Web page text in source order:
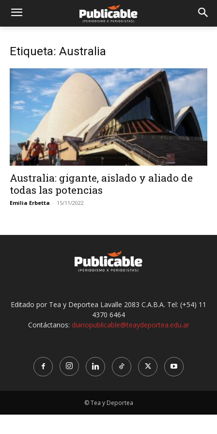
Etiqueta: Australia
Australia: gigante, aislado y aliado de
todas las potencias
Emilia Erbetta - 15/11/2022
Editado por Tea y Deportea Lavalle 2083 C.A.B.A. Tel: (+54) 11
4370 6464
Contáctanos: diariopublicable@teaydeportea.edu.ar
© Tea y Deportea